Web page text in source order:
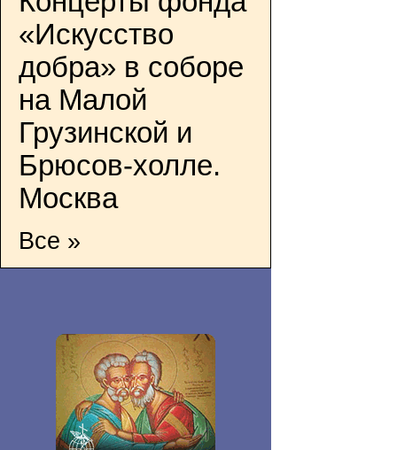
«Искусство
добра» в соборе
на Малой
Грузинской и
Брюсов-холле.
Москва
Все »